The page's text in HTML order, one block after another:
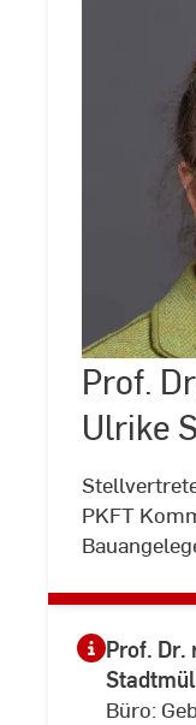
©
Andreas
Schlote
Prof.
Ulrike
PKFT
Prof. Dr.
Büro: